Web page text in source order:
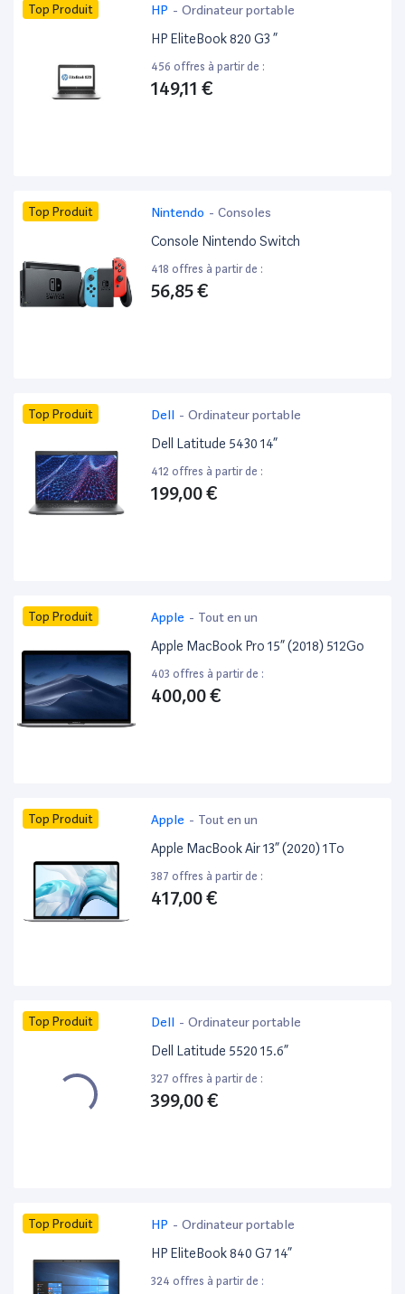
Top Produit HP - Ordinateur portable
HP EliteBook 820 G3 ”
456 offres à partir de :
149,11 €
Top Produit Nintendo - Consoles
Console Nintendo Switch
418 offres à partir de :
56,85 €
Top Produit Dell - Ordinateur portable
Dell Latitude 5430 14”
412 offres à partir de :
199,00 €
Top Produit Apple - Tout en un
Apple MacBook Pro 15” (2018) 512Go
403 offres à partir de :
400,00 €
Top Produit Apple - Tout en un
Apple MacBook Air 13” (2020) 1To
387 offres à partir de :
417,00 €
Top Produit Dell - Ordinateur portable
Dell Latitude 5520 15.6”
327 offres à partir de :
399,00 €
Top Produit HP - Ordinateur portable
HP EliteBook 840 G7 14”
324 offres à partir de :